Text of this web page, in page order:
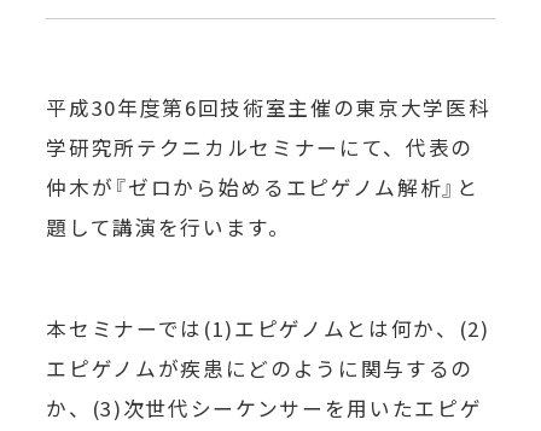
平成30年度第6回技術室主催の東京大学医科
学研究所テクニカルセミナーにて、代表の
仲木が『ゼロから始めるエピゲノム解析』と
題して講演を行います。
本セミナーでは(1)エピゲノムとは何か、(2)
エピゲノムが疾患にどのように関与するの
か、(3)次世代シーケンサーを用いたエピゲ